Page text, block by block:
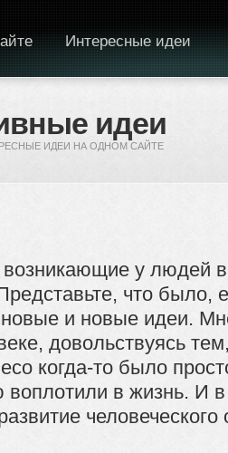
идеи
ИДЕИ НА ОДНОМ САЙТЕ
Интересные идеи
у людей
что
и новые идеи.
довольствуясь
когда-то было
воплотили в жизнь. И